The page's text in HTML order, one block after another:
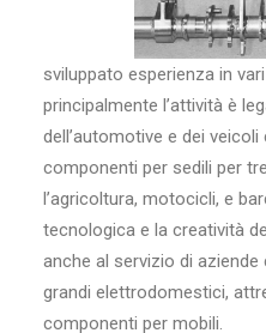
sviluppato esperienza in
principalmente l’attività è
dell’automotive e dei
componenti per sedili per
l’agricoltura, motocicli, e
tecnologica e la creatività
anche al servizio di
grandi elettrodomestici,
componenti per mobili.